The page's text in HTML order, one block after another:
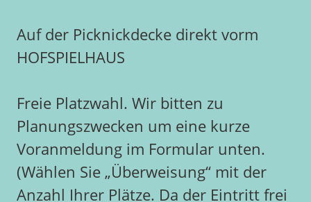
Auf der Picknickdecke direkt vorm
HOFSPIELHAUS
Freie Platzwahl. Wir bitten zu
Planungszwecken um eine kurze
Voranmeldung im Formular unten.
(Wählen Sie „Überweisung“ mit der
Anzahl Ihrer Plätze. Da der Eintritt frei